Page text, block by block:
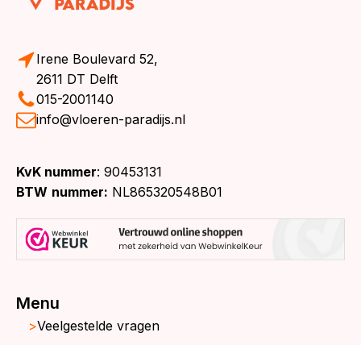
Irene Boulevard 52,
2611 DT Delft
015-2001140
info@vloeren-paradijs.nl
KvK nummer: 90453131
BTW nummer: NL865320548B01
Menu
Veelgestelde vragen